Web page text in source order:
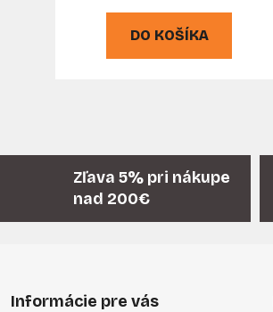
DO KOŠÍKA
Zľava 5% pri nákupe
nad 200€
Informácie pre vás